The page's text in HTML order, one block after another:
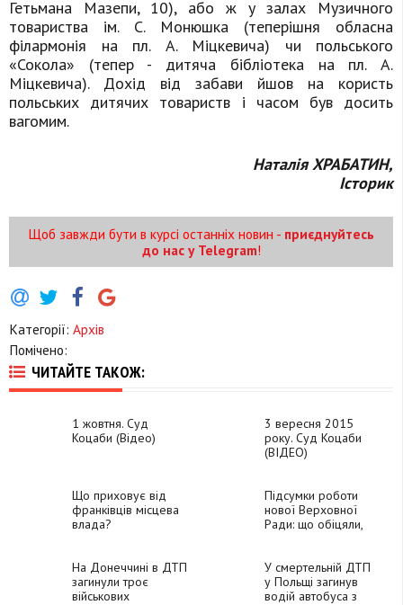
Гетьмана Мазепи, 10), або ж у залах Музичного
товариства ім. С. Монюшка (теперішня обласна
філармонія на пл. А. Міцкевича) чи польського
«Сокола» (тепер - дитяча бібліотека на пл. А.
Міцкевича). Дохід від забави йшов на користь
польських дитячих товариств і часом був досить
вагомим.
Наталія ХРАБАТИН,
Історик
Щоб завжди бути в курсі останніх новин - приєднуйтесь
до нас у Telegram!
Категорії: Архів
Помічено:
ЧИТАЙТЕ ТАКОЖ:
1 жовтня. Суд
Коцаби (Відео)
3 вересня 2015
року. Суд Коцаби
(ВІДЕО)
Що приховує від
франківців місцева
влада?
Підсумки роботи
нової Верховної
Ради: що обіцяли,
На Донеччині в ДТП
загинули троє
військових
У смертельній ДТП
у Польщі загинув
водій автобуса з